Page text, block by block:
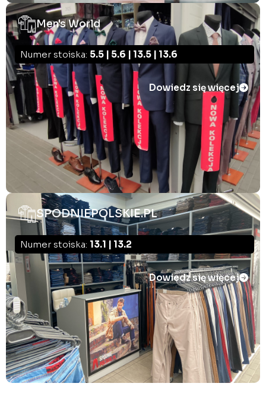
Men's World
Numer stoiska: 5.5 | 5.6 | 13.5 | 13.6
Dowiedz się więcej
SPODNIEPOLSKIE.PL
Numer stoiska: 13.1 | 13.2
Dowiedz się więcej